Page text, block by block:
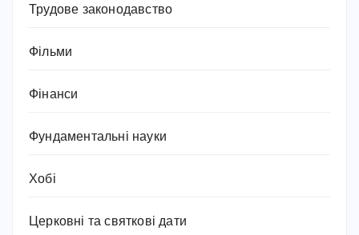
Трудове законодавство
Фільми
Фінанси
Фундаментальні науки
Хобі
Церковні та святкові дати